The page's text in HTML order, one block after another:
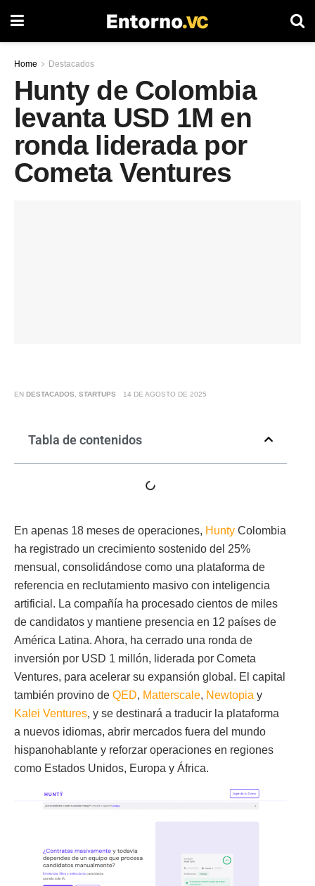
Home Destacados
Hunty de Colombia
levanta USD 1M en
ronda liderada por
Cometa Ventures
EN DESTACADOS STARTUPS 14 DE AGOSTO DE 2025
Tabla de contenidos
En apenas 18 meses de operaciones, Hunty Colombia
ha registrado un crecimiento sostenido del 25%
mensual, consolidándose como una plataforma de
referencia en reclutamiento masivo con inteligencia
artificial. La compañía ha procesado cientos de miles
de candidatos y mantiene presencia en 12 países de
América Latina. Ahora, ha cerrado una ronda de
inversión por USD 1 millón, liderada por Cometa
Ventures, para acelerar su expansión global. El capital
también provino de QED, Matterscale, Newtopia y
Kalei Ventures, y se destinará a traducir la plataforma
a nuevos idiomas, abrir mercados fuera del mundo
hispanohablante y reforzar operaciones en regiones
como Estados Unidos, Europa y África.